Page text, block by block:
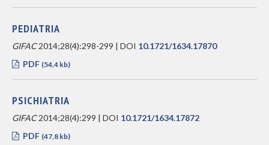
PEDIATRIA
GIFAC2014;28(4):298-299 | DOI 10.1721/1634.17870
PDF (54,4 kb)
PSICHIATRIA
GIFAC2014;28(4):299 | DOI 10.1721/1634.17872
PDF (47,8 kb)